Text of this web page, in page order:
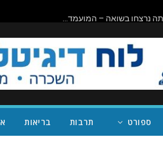
דיפלומטית יהודייה מקוסטה ריקה, שסבה וסבתה נרצחו בשואה – המועמדת מובילה למזכ"לית האו"ם הבאה
ספורט תרבות בריאות